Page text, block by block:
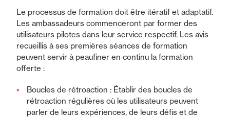
Le processus de formation doit être itératif et adaptatif.
Les ambassadeurs commenceront par former des
utilisateurs pilotes dans leur service respectif. Les avis
recueillis à ses premières séances de formation
peuvent servir à peaufiner en continu la formation
offerte :
Boucles de rétroaction : Établir des boucles de
rétroaction régulières où les utilisateurs peuvent
parler de leurs expériences, de leurs défis et de